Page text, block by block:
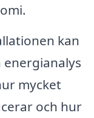
kan
mycket
och hur